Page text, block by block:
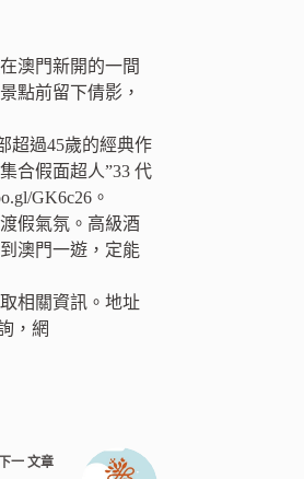
澳門新開的一間
點前留下倩影，
超過45歲的經典作
合假面超人”33 代
GK6c26。
假氣氛。高級酒
澳門一遊，定能
相關資訊。地址
，網
一 文章